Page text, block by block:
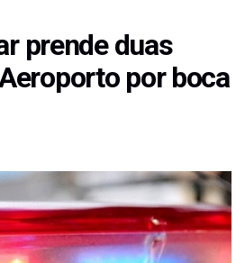
prende duas
por boca